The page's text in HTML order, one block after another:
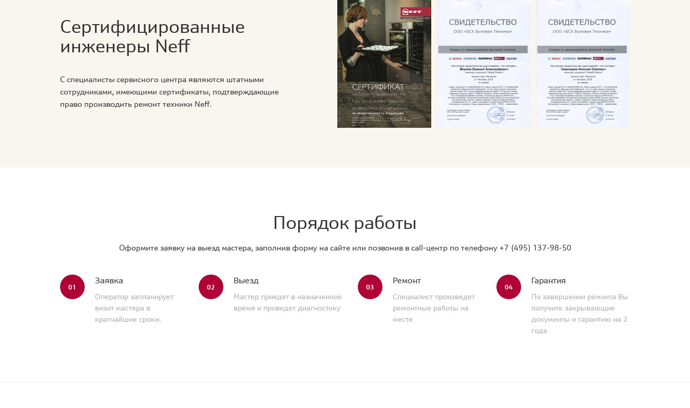
Сертифицированные
инженеры Neff
С специалисты сервисного центра являются штатными
сотрудниками, имеющими сертификаты, подтверждающие
право производить ремонт техники Neff.
Порядок работы
Оформите заявку на выезд мастера, заполнив форму на сайте или позвонив в call-центр по телефону +7 (495) 137-98-50
01
Заявка
Оператор запланирует
визит мастера в
кратчайшие сроки.
02
Выезд
Мастер приедет в назначенное
время и проведет диагностику
03
Ремонт
Специалист произведет
ремонтные работы на
месте
04
Гарантия
По завершении ремонта Вы
получите закрывающие
документы и гарантию на 2
года